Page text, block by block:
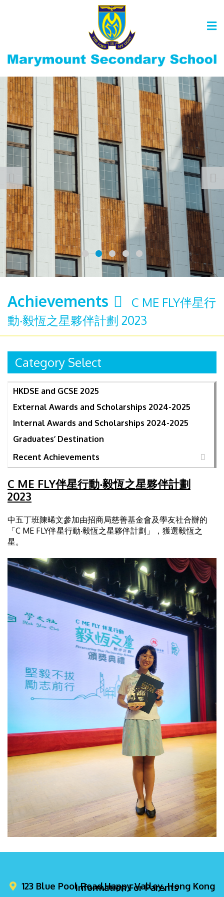
Achievements
C ME FLY伴星行
動‧毅恆之星夥伴計劃 2023
Category Select
HKDSE and GCSE 2025
External Awards and Scholarships 2024-2025
Internal Awards and Scholarships 2024-2025
Graduates’ Destination
Recent Achievements
C ME FLY伴星行動‧毅恆之星夥伴計劃
2023
中五丁班陳晞文參加由招商局慈善基金會及學友社合辦的
「C ME FLY伴星行動‧毅恆之星夥伴計劃」，獲選毅恆之
星。
Information For Parents
123 Blue Pool Road,Happy Valley, Hong Kong